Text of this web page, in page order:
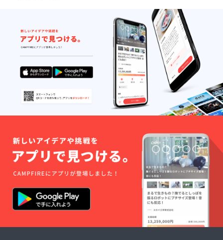
ます。
その
後、日
時を打
ち合わ
せたあ
と、わ
が家の
歴史
（ひも
解き）
をじっ
くりお
話しさ
ただき
ます。
相談会
会場で
ある札
幌・東
京・長
野・名
古屋・
大阪近
郊のか
たはな